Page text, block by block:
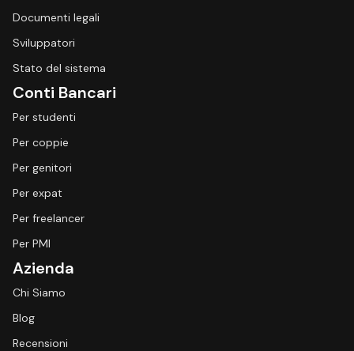
Documenti legali
Sviluppatori
Stato del sistema
Conti Bancari
Per studenti
Per coppie
Per genitori
Per expat
Per freelancer
Per PMI
Azienda
Chi Siamo
Blog
Recensioni